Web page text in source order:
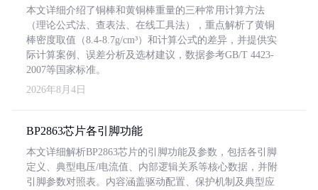
本文详细介绍了铜棒和黄铜棒重量的三种常用计算方法
（理论公式法、查表法、在线工具法），重点解析了黄铜
棒密度取值（8.4-8.7g/cm³）和计算公式的差异，并提供实
际计算案例、误差分析及选材建议，数据参考GB/T 4423-
2007等国家标准。
2026年8月4日
BP2863芯片各引脚功能
本文详细解析BP2863芯片的引脚功能及参数，包括各引脚
定义、典型电压/电流值、内部逻辑关系等核心数据，并附
引脚参数对照表。内容涵盖驱动配置、保护机制及典型应